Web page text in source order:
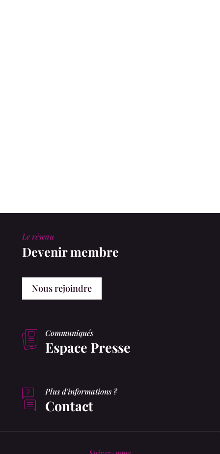
Le réseau
Devenir membre
Nous rejoindre
Communiqués
Espace Presse
Plus d'informations ?
Contact